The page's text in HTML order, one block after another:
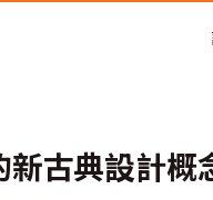
新古典設計概